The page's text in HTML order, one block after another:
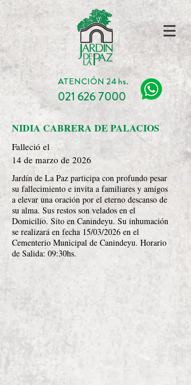
ATENCIÓN 24 hs.
021 626 7000
NIDIA CABRERA DE PALACIOS
Falleció el
14 de marzo de 2026
Jardín de La Paz participa con profundo pesar
su fallecimiento e invita a familiares y amigos
a elevar una oración por el eterno descanso de
su alma. Sus restos son velados en el
Domicilio. Sito en Canindeyu. Su inhumación
se realizará en fecha 15/03/2026 en el
Cementerio Municipal de Canindeyu. Horario
de Salida: 09:30hs.